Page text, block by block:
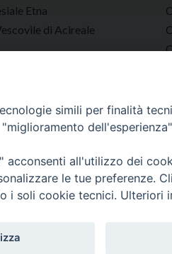
Etna
di Acireale
simili per finalità
acconsenti all'utilizzo dei
le tue preferenze.
i soli cookie tecnici. Ulteriori